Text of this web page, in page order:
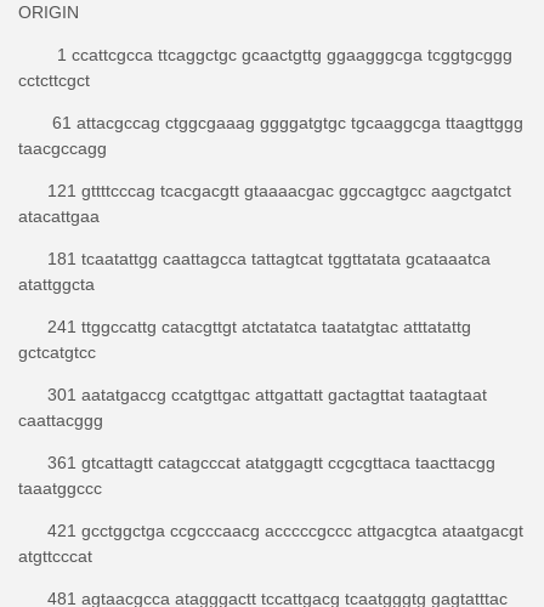
ORIGIN
1 ccattcgcca ttcaggctgc gcaactgttg ggaagggcga tcggtgcggg
cctcttcgct
61 attacgccag ctggcgaaag ggggatgtgc tgcaaggcga ttaagttggg
taacgccagg
121 gttttcccag tcacgacgtt gtaaaacgac ggccagtgcc aagctgatct
atacattgaa
181 tcaatattgg caattagcca tattagtcat tggttatata gcataaatca
atattggcta
241 ttggccattg catacgttgt atctatatca taatatgtac atttatattg
gctcatgtcc
301 aatatgaccg ccatgttgac attgattatt gactagttat taatagtaat
caattacggg
361 gtcattagtt catagcccat atatggagtt ccgcgttaca taacttacgg
taaatggccc
421 gcctggctga ccgcccaacg acccccgccc attgacgtca ataatgacgt
atgttcccat
481 agtaacgcca atagggactt tccattgacg tcaatgggtg gagtatttac